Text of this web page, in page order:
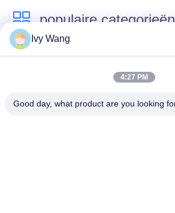
populaire categorieën
het netwerkriem van
Ivy Wang
4:27 PM
Good day, what product are you looking